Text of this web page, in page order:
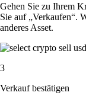
Gehen Sie zu Ihrem
Sie auf „Verkaufen“.
anderes Asset.
3
Verkauf bestätigen